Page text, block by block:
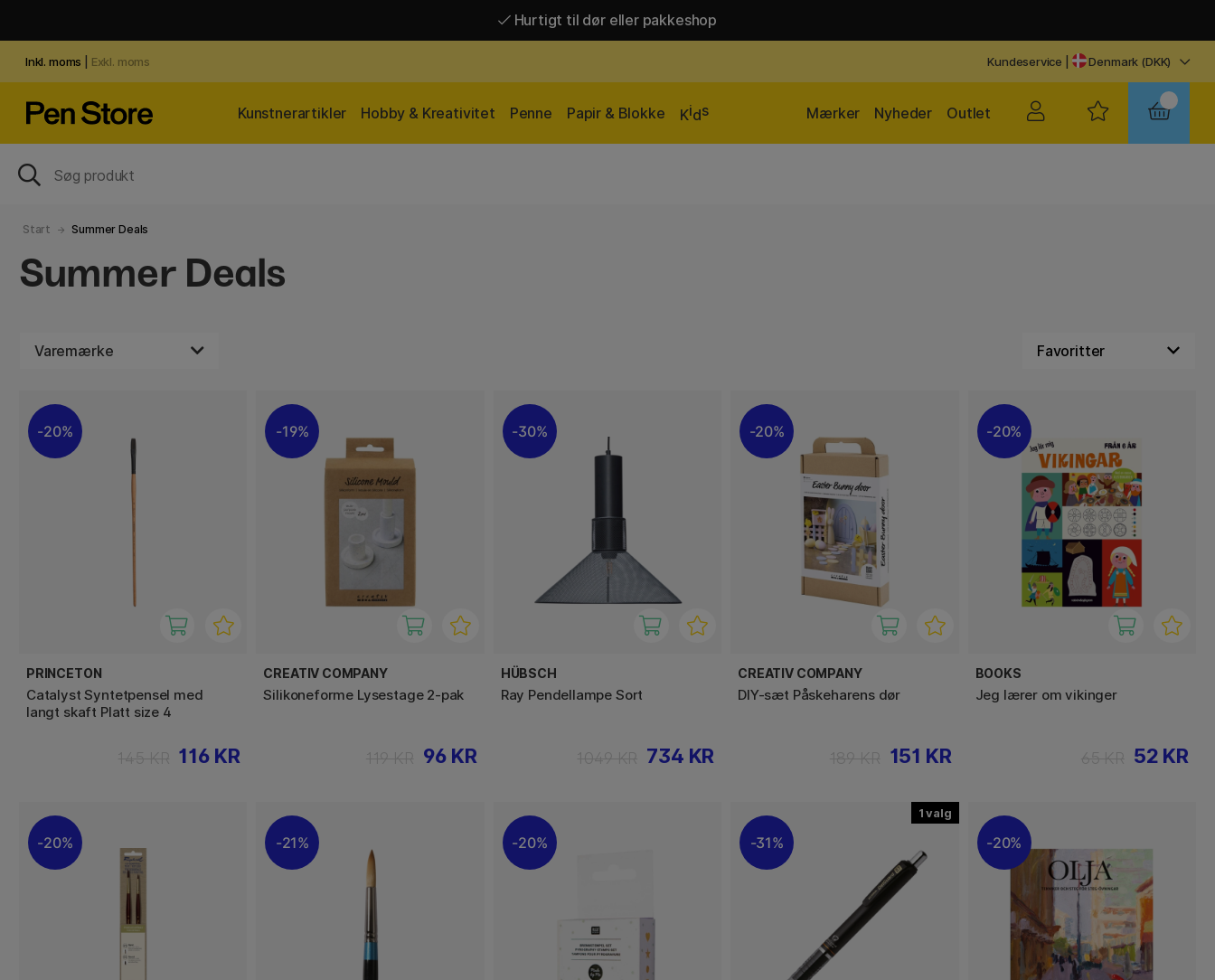
Hurtigt til dør eller pakkeshop
Inkl. moms Exkl. moms Kundeservice Denmark (DKK)
Kunstnerartikler Hobby & Kreativitet Penne Papir & Blokke Kids Outlet
Nyheder
Mærker
Start Summer Deals
Summer Deals
Varemærke
20%
PRINCETON
Catalyst Syntetpensel med
langt skaft Platt size 4
116 KR
19%
CREATIV COMPANY
Silikoneforme Lysestage 2-pak
96 KR
30%
HÜBSCH
Ray Pendellampe Sort
734 KR
20%
CREATIV COMPANY
DIY-sæt Påskeharens dør
151 KR
20%
BOOKS
Jeg lærer om vikinger
52 KR
20% 21% 20%
1
31% 20%